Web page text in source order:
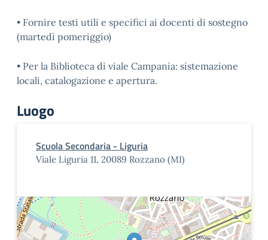
• Fornire testi utili e specifici ai docenti di sostegno
(martedì pomeriggio)
• Per la Biblioteca di viale Campania: sistemazione
locali, catalogazione e apertura.
Luogo
Scuola Secondaria - Liguria
Viale Liguria 11, 20089 Rozzano (MI)